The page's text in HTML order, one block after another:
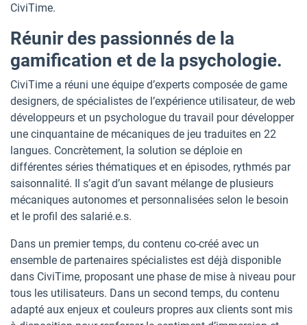
CiviTime.
Réunir des passionnés de la
gamification et de la psychologie.
CiviTime a réuni une équipe d’experts composée de game
designers, de spécialistes de l’expérience utilisateur, de web
développeurs et un psychologue du travail pour développer
une cinquantaine de mécaniques de jeu traduites en 22
langues. Concrètement, la solution se déploie en
différentes séries thématiques et en épisodes, rythmés par
saisonnalité. Il s’agit d’un savant mélange de plusieurs
mécaniques autonomes et personnalisées selon le besoin
et le profil des salarié.e.s.
Dans un premier temps, du contenu co-créé avec un
ensemble de partenaires spécialistes est déjà disponible
dans CiviTime, proposant une phase de mise à niveau pour
tous les utilisateurs. Dans un second temps, du contenu
adapté aux enjeux et couleurs propres aux clients sont mis